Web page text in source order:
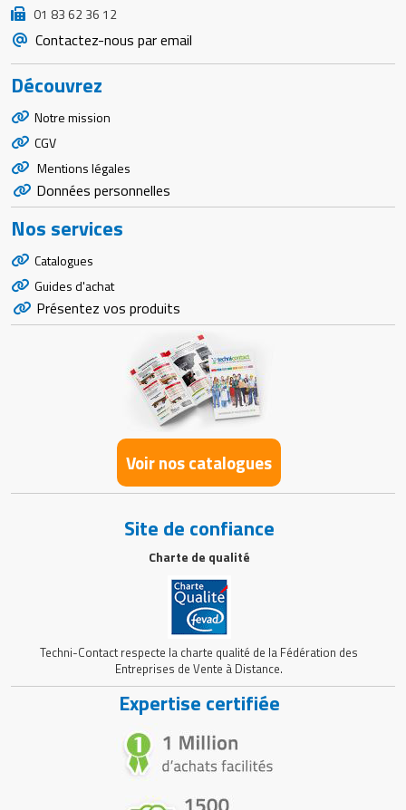
01 83 62 36 12
Contactez-nous par email
Découvrez
Notre mission
CGV
Mentions légales
Données personnelles
Nos services
Catalogues
Guides d'achat
Présentez vos produits
Voir nos catalogues
Site de confiance
Charte de qualité
Techni-Contact respecte la charte qualité de la Fédération des
Entreprises de Vente à Distance.
Expertise certifiée